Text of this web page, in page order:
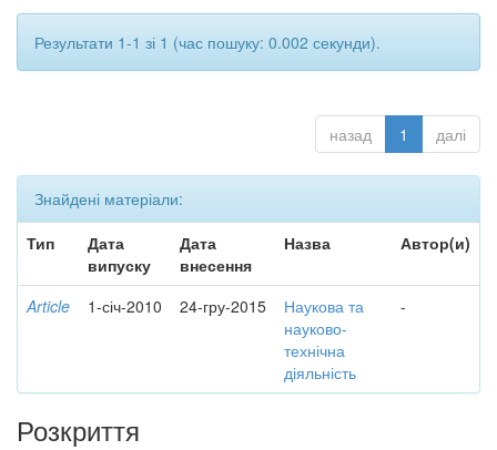
Результати 1-1 зі 1 (час пошуку: 0.002 секунди).
назад 1 далі
Знайдені матеріали:
Тип
Дата
випуску
Дата
внесення
Назва Автор(и)
Article 1-січ-2010 24-гру-2015
Наукова та
науково-
технічна
діяльність
-
Розкриття